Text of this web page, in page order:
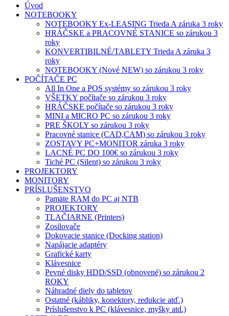
Úvod
NOTEBOOKY
NOTEBOOKY Ex-LEASING Trieda A záruka 3 roky
HRÁČSKE a PRACOVNÉ STANICE so zárukou 3
roky
KONVERTIBILNÉ/TABLETY Trieda A záruka 3
roky
NOTEBOOKY (Nové NEW) so zárukou 3 roky
POČÍTAČE PC
All In One a POS systémy so zárukou 3 roky
VŠETKY počítače so zárukou 3 roky
HRÁČSKE počítače so zárukou 3 roky
MINI a MICRO PC so zárukou 3 roky
PRE ŠKOLY so zárukou 3 roky
Pracovné stanice (CAD,CAM) so zárukou 3 roky
ZOSTAVY PC+MONITOR záruka 3 roky
LACNÉ PC DO 100€ so zárukou 3 roky
Tiché PC (Silent) so zárukou 3 roky
PROJEKTORY
MONITORY
PRÍSLUŠENSTVO
Pamäte RAM do PC aj NTB
PROJEKTORY
TLAČIARNE (Printers)
Zosilovače
Dokovacie stanice (Docking station)
Napájacie adaptéry
Grafické karty
Klávesnice
Pevné disky HDD/SSD (obnovené) so zárukou 2
ROKY
Náhradné diely do tabletov
Ostatné (kábliky, konektory, redukcie atď.)
Príslušenstvo k PC (klávesnice, myšky atd.)